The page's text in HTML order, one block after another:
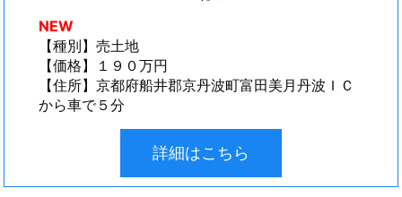
NEW
【種別】売土地
【価格】１９０万円
【住所】京都府船井郡京丹波町富田美月丹波ＩＣ
から車で５分
詳細はこちら